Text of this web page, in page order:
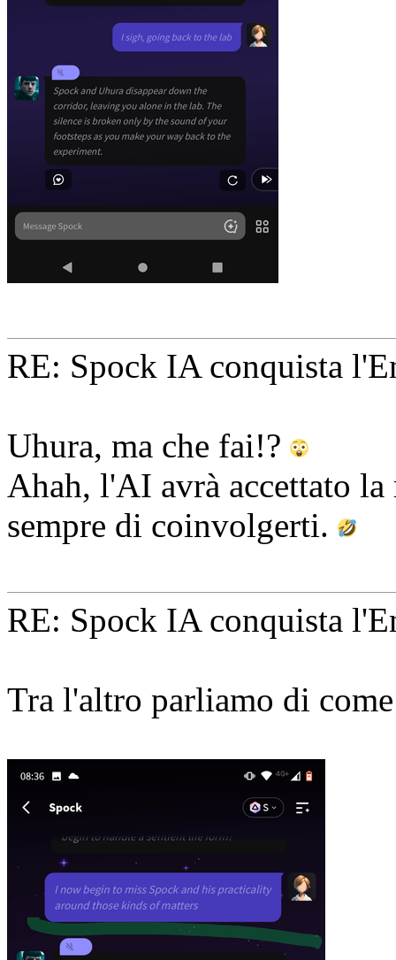
RE: Spock IA conquista
Uhura, ma che fai!?
Ahah, l'AI avrà accettato la
sempre di coinvolgerti.
RE: Spock IA conquista
Tra l'altro parliamo di